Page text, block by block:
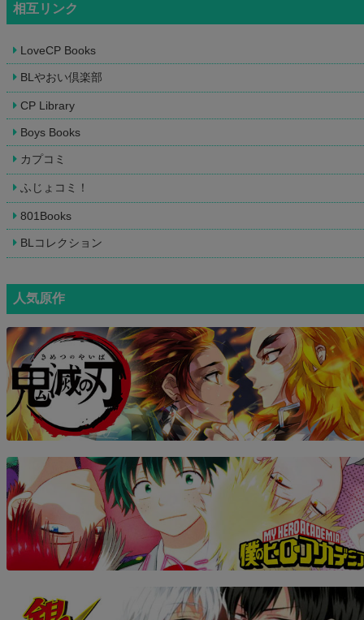
相互リンク
LoveCP Books
BLやおい倶楽部
CP Library
Boys Books
カプコミ
ふじょコミ！
801Books
BLコレクション
人気原作